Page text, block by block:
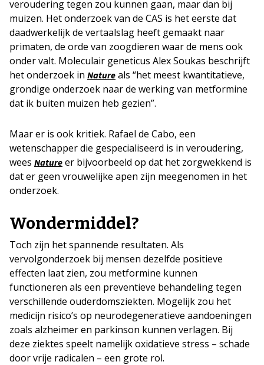
veroudering tegen zou kunnen gaan, maar dan bij
muizen. Het onderzoek van de CAS is het eerste dat
daadwerkelijk de vertaalslag heeft gemaakt naar
primaten, de orde van zoogdieren waar de mens ook
onder valt. Moleculair geneticus Alex Soukas beschrijft
het onderzoek in Nature als “het meest kwantitatieve,
grondige onderzoek naar de werking van metformine
dat ik buiten muizen heb gezien”.
Maar er is ook kritiek. Rafael de Cabo, een
wetenschapper die gespecialiseerd is in veroudering,
wees Nature er bijvoorbeeld op dat het zorgwekkend is
dat er geen vrouwelijke apen zijn meegenomen in het
onderzoek.
Wondermiddel?
Toch zijn het spannende resultaten. Als
vervolgonderzoek bij mensen dezelfde positieve
effecten laat zien, zou metformine kunnen
functioneren als een preventieve behandeling tegen
verschillende ouderdomsziekten. Mogelijk zou het
medicijn risico’s op neurodegeneratieve aandoeningen
zoals alzheimer en parkinson kunnen verlagen. Bij
deze ziektes speelt namelijk oxidatieve stress – schade
door vrije radicalen – een grote rol.